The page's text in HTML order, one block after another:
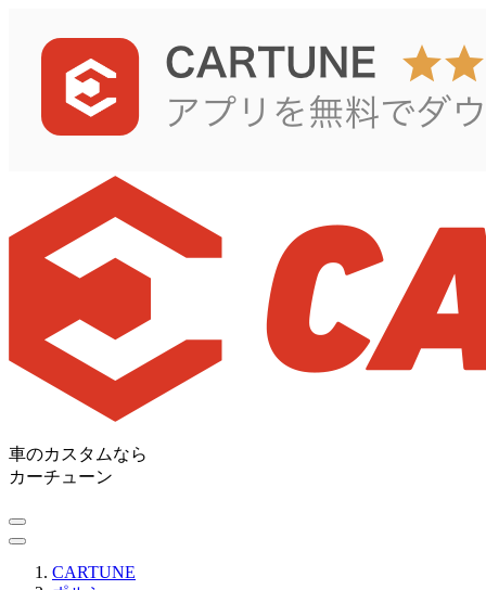
車のカスタムなら
カーチューン
CARTUNE